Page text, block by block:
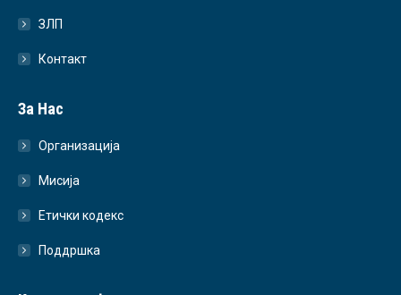
ЗЛП
Контакт
За Нас
Организација
Мисија
Етички кодекс
Поддршка